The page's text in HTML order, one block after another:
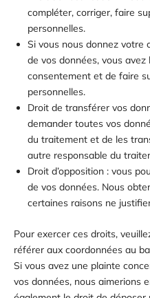
compléter, corriger, faire
personnelles.
Si vous nous donnez
de vos données, vous
consentement et de faire
personnelles.
Droit de transférer vos
demander toutes vos
du traitement et de les
autre responsable du
Droit d’opposition : vous
de vos données. Nous
certaines raisons ne
Pour exercer ces droits,
référer aux coordonnées au
Si vous avez une plainte
vos données, nous aimerions